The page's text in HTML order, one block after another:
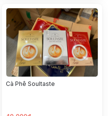
Cà Phê Soultaste